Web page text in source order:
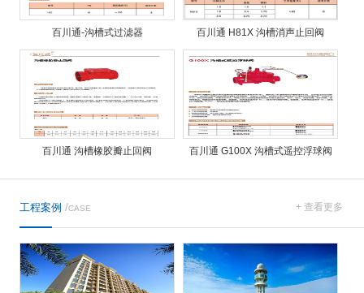
百川通-沟槽式过滤器 百川通 H81X 沟槽消声止回阀
百川通 沟槽橡胶瓣止回阀 百川通 G100X 沟槽式遥控浮球阀
工程案例 /CASE + 查看更多